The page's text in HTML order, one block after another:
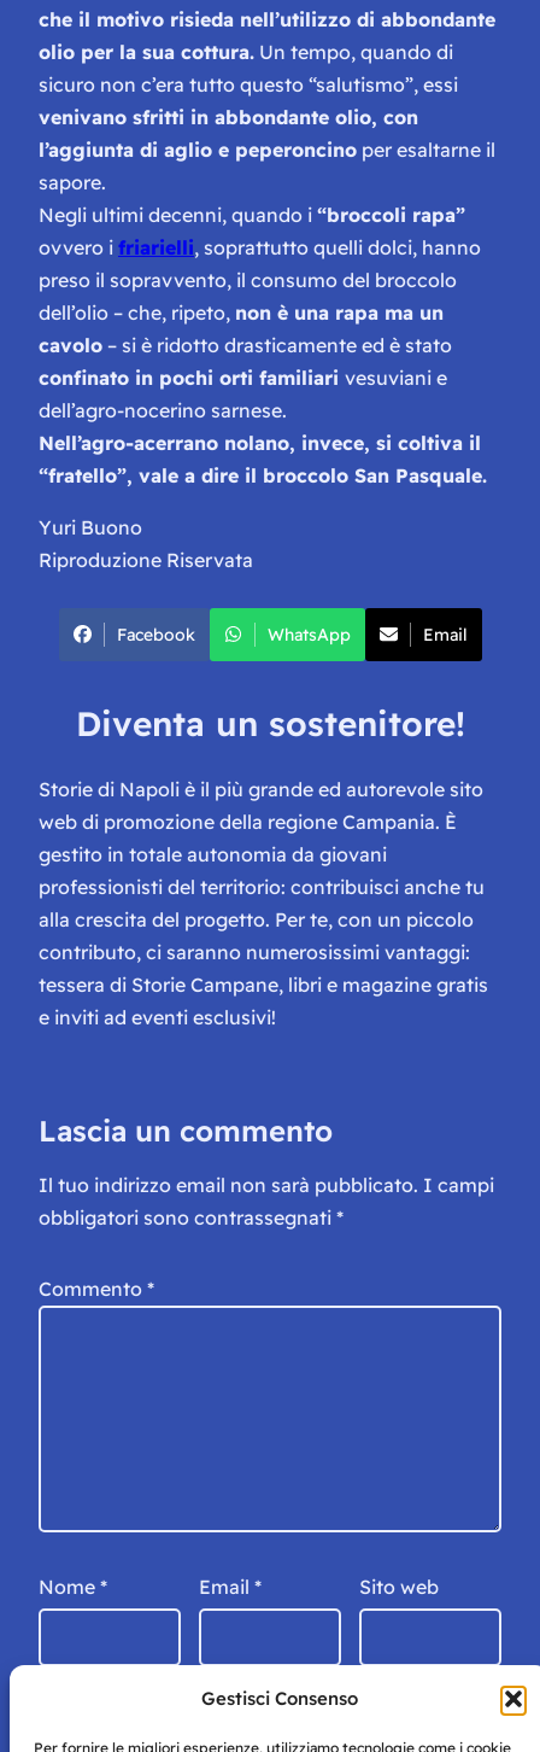
Gestisci Consenso
Per fornire le migliori esperienze, utilizziamo tecnologie come i cookie
che il motivo risieda nell’utilizzo di abbondante
olio per la sua cottura. Un tempo, quando di
sicuro non c’era tutto questo “salutismo”, essi
venivano sfritti in abbondante olio, con
l’aggiunta di aglio e peperoncino per esaltarne il
sapore.
Negli ultimi decenni, quando i “broccoli rapa”
ovvero i friarielli, soprattutto quelli dolci, hanno
preso il sopravvento, il consumo del broccolo
dell’olio – che, ripeto, non è una rapa ma un
cavolo – si è ridotto drasticamente ed è stato
confinato in pochi orti familiari vesuviani e
dell’agro-nocerino sarnese.
Nell’agro-acerrano nolano, invece, si coltiva il
“fratello”, vale a dire il broccolo San Pasquale.
Yuri Buono
Riproduzione Riservata
Facebook WhatsApp Email
Diventa un sostenitore!
Storie di Napoli è il più grande ed autorevole sito
web di promozione della regione Campania. È
gestito in totale autonomia da giovani
professionisti del territorio: contribuisci anche tu
alla crescita del progetto. Per te, con un piccolo
contributo, ci saranno numerosissimi vantaggi:
tessera di Storie Campane, libri e magazine gratis
e inviti ad eventi esclusivi!
Lascia un commento
Il tuo indirizzo email non sarà pubblicato. I campi
obbligatori sono contrassegnati *
Commento *
Nome * Email * Sito web